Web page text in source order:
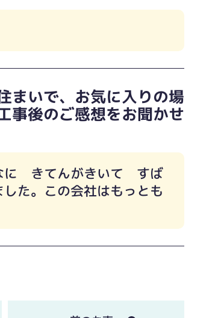
まいで、お気に入りの場
事後のご感想をお聞かせ
に きてんがきいて すば
た。この会社はもっとも